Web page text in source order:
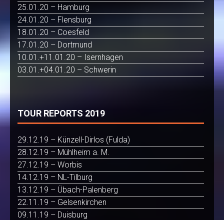
25.01.20 – Hamburg
24.01.20 – Flensburg
18.01.20 – Coesfeld
17.01.20 – Dortmund
10.01.+11.01.20 – Isernhagen
03.01.+04.01.20 – Schwerin
TOUR REPORTS 2019
29.12.19 – Künzell-Dirlos (Fulda)
28.12.19 – Mühlheim a. M.
27.12.19 – Worbis
14.12.19 – NL-Tilburg
13.12.19 – Übach-Palenberg
22.11.19 – Gelsenkirchen
09.11.19 – Duisburg